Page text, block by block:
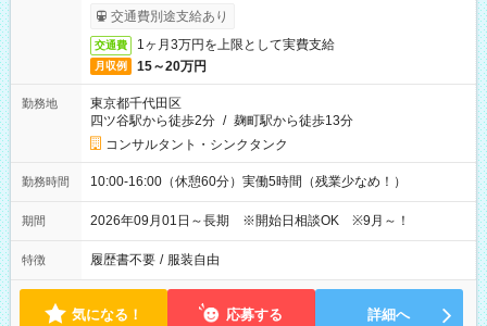
ービス利用可（利用条件有）
交通費別途支給あり
交通費 1ヶ月3万円を上限として実費支給
月収例 15～20万円
勤務地
東京都千代田区
四ツ谷駅から徒歩2分 / 麹町駅から徒歩13分
コンサルタント・シンクタンク
勤務時間 10:00-16:00（休憩60分）実働5時間（残業少なめ！）
期間 2026年09月01日～長期 ※開始日相談OK ※9月～！
特徴 履歴書不要 / 服装自由
気になる！ 応募する 詳細へ